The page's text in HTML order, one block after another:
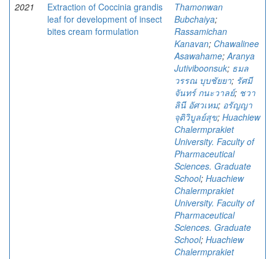
2021
Extraction of Coccinia grandis
leaf for development of insect
bites cream formulation
Thamonwan
Bubchaiya;
Rassamichan
Kanavan; Chawalinee
Asawahame;Aranya
Jutiviboonsuk; ธมล
วรรณ บุบชัยยา; รัศมี
จันทร์ กนะวาลย์; ชวา
ลินี อัศวเหม; อรัญญา
จุติวิบูลย์สุข; Huachiew
Chalermprakiet
University. Faculty of
Pharmaceutical
Sciences. Graduate
School; Huachiew
Chalermprakiet
University. Faculty of
Pharmaceutical
Sciences. Graduate
School; Huachiew
Chalermprakiet